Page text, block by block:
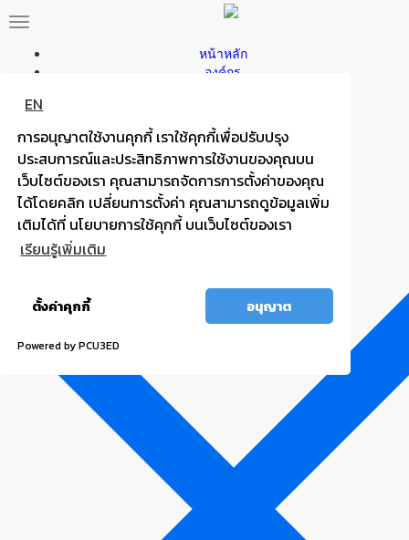
EN
การอนุญาตใช้งานคุกกี้ เราใช้คุกกี้เพื่อปรับปรุง
ประสบการณ์และประสิทธิภาพการใช้งานของคุณบน
เว็บไซต์ของเรา คุณสามารถจัดการการตั้งค่าของคุณ
ได้โดยคลิก เปลี่ยนการตั้งค่า คุณสามารถดูข้อมูลเพิ่ม
เติมได้ที่ นโยบายการใช้คุกกี้ บนเว็บไซต์ของเรา
เรียนรู้เพิ่มเติม
ตั้งค่าคุกกี้ อนุญาต
Powered by PCU3ED
Toggle
หน้าหลัก
องค์กร
บริการของเรา
ค้นหาร้านแบตเตอรี่
ข่าวสารเเละกิจกรรม
ร่วมงานกับเรา
ติดต่อเรา
E-BUSINESS
รถกระบะ รถตู้
แบตพลังอึด
รถกระบะ รถตู้
ไฟแรง มั่นใจ กำลังไฟสตาร์ทสูง
ค้นหาเเบตเตอรี่
ค้นหาแบตเตอรี่
เลือกประเภทรถของคุณ
รถกระบะ รถตู้